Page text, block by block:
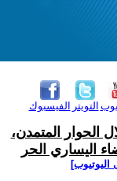
الفيسبوك التويتر
الحوار المتمدن،
اليساري الحر